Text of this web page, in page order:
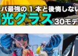
精肉・青果・鮮魚販
市」「時給1,150円